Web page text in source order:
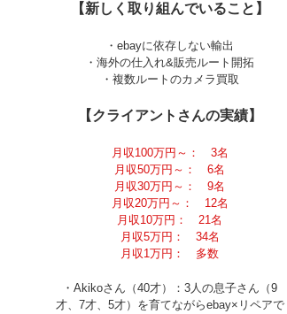
【新しく取り組んでいること】
・ebayに依存しない輸出
・海外の仕入れ&販売ルート開拓
・複数ルートのカメラ買取
【クライアントさんの実績】
月収100万円～： 3名
月収50万円～： 6名
月収30万円～： 9名
月収20万円～： 12名
月収10万円： 21名
月収5万円： 34名
月収1万円： 多数
・Akikoさん（40才）：3人の息子さん（9
才、7才、5才）を育てながらebay×リペアで